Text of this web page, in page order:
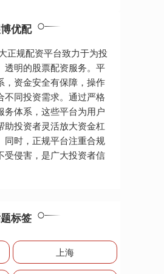
优配
正规配资平台致力于为投
透明的股票配资服务。平
，资金安全有保障，操作
不同投资需求。通过严格
务体系，这些平台为用户
助投资者灵活放大资金杠
同时，正规平台注重合规
受侵害，是广大投资者信
标签
上海